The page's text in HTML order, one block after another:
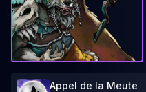
Appel de la Meute